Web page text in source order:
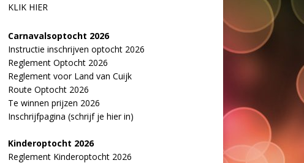
KLIK HIER
Carnavalsoptocht 2026
Instructie inschrijven optocht 2026
Reglement Optocht 2026
Reglement voor Land van Cuijk
Route Optocht 2026
Te winnen prijzen 2026
Inschrijfpagina (schrijf je hier in)
Kinderoptocht 2026
Reglement Kinderoptocht 2026